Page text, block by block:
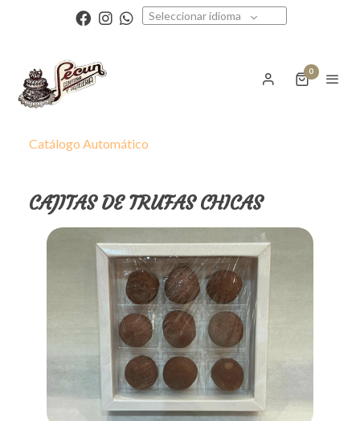
Seleccionar idioma
0
Catálogo Automático
CAJITAS DE TRUFAS CHICAS